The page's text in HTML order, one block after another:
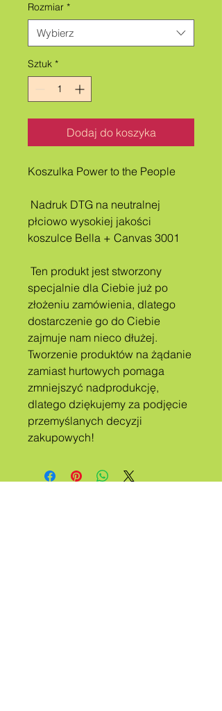
Rozmiar *
Wybierz
Sztuk *
Dodaj do koszyka
Koszulka Power to the People
płciowo wysokiej jakości
koszulce Bella + Canvas 3001
specjalnie dla Ciebie już po
złożeniu zamówienia, dlatego
dostarczenie go do Ciebie
zajmuje nam nieco dłużej.
Tworzenie produktów na żądanie
zamiast hurtowych pomaga
zmniejszyć nadprodukcję,
dlatego dziękujemy za podjęcie
przemyślanych decyzji
zakupowych!